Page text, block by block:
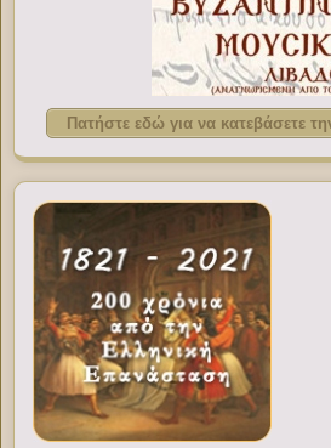
Πατήστε εδώ για να κατεβάσετε